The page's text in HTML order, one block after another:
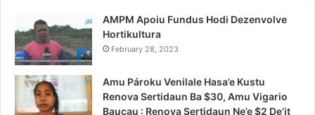
AMPM Apoiu Fundus Hodi Dezenvolve
Hortikultura
February 28, 2023
Amu Pároku Venilale Hasa’e Kustu
Renova Sertidaun Ba $30, Amu Vigario
Baucau : Renova Sertidaun Ne’e $2 De’it